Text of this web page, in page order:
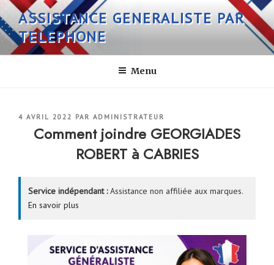
Aller
au
contenu
principal
ASSISTANCE GENERALISTE PAR
TELEPHONE
Menu
PUBLIÉ
4 AVRIL 2022 PAR ADMINISTRATEUR
Comment joindre GEORGIADES
ROBERT à CABRIES
Service indépendant :Assistance non affiliée aux marques.
En savoir plus